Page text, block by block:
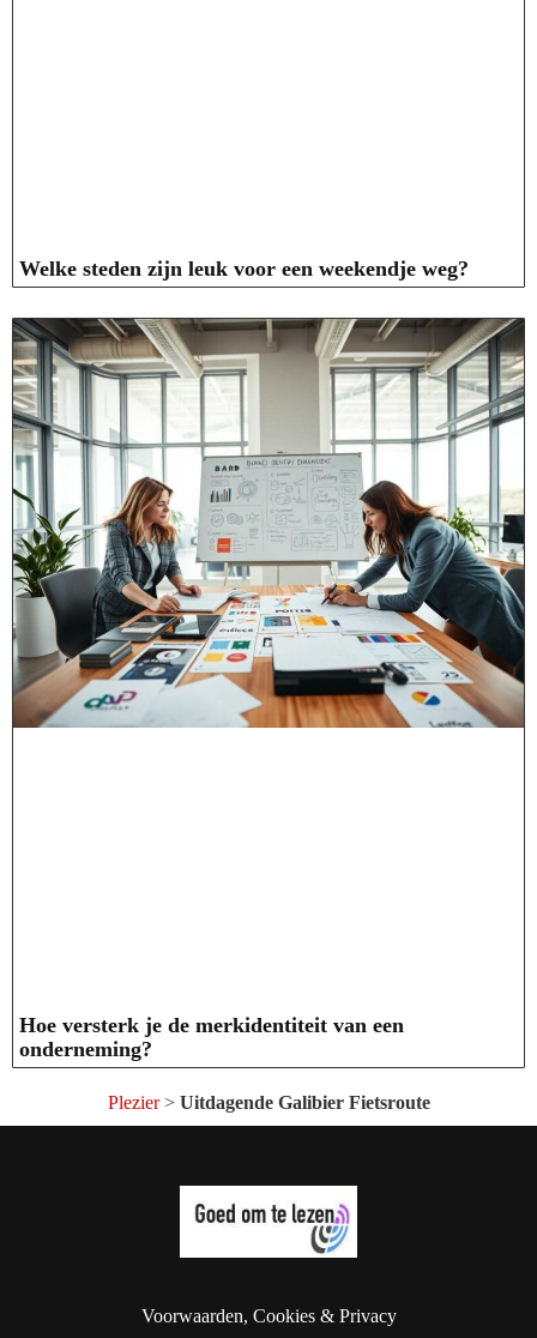
Welke steden zijn leuk voor een weekendje weg?
Hoe versterk je de merkidentiteit van een
onderneming?
Plezier> Uitdagende Galibier Fietsroute
Voorwaarden, Cookies & Privacy